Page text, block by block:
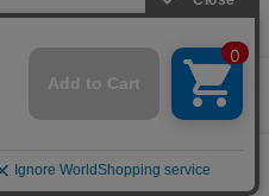
RESERVED.
販売しておりません